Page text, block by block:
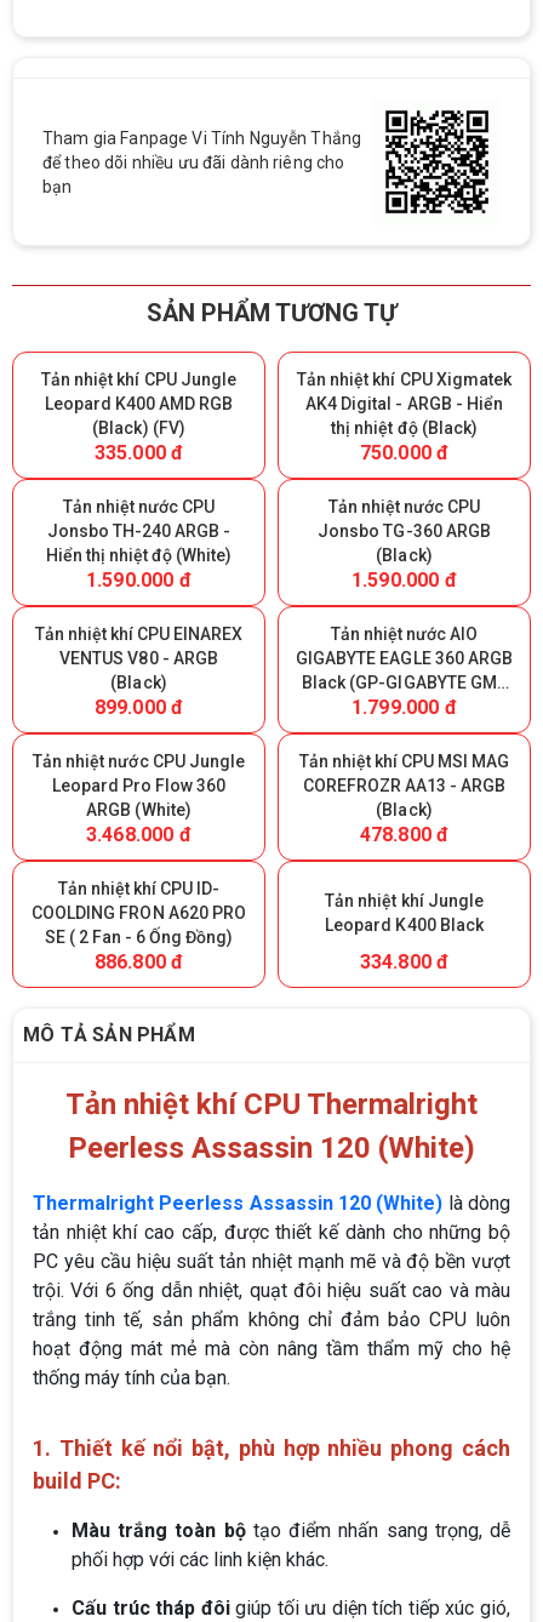
Tham gia Fanpage Vi Tính Nguyễn Thắng
để theo dõi nhiều ưu đãi dành riêng cho
bạn
SẢN PHẨM TƯƠNG TỰ
Tản nhiệt khí CPU Jungle
Leopard K400 AMD RGB
(Black) (FV)
335.000 đ
Tản nhiệt khí CPU Xigmatek
AK4 Digital - ARGB - Hiển
thị nhiệt độ (Black)
750.000 đ
Tản nhiệt nước CPU
Jonsbo TH-240 ARGB -
Hiển thị nhiệt độ (White)
1.590.000 đ
Tản nhiệt nước CPU
Jonsbo TG-360 ARGB
(Black)
1.590.000 đ
Tản nhiệt khí CPU EINAREX
VENTUS V80 - ARGB
(Black)
899.000 đ
Tản nhiệt nước AIO
GIGABYTE EAGLE 360 ARGB
Black (GP-GIGABYTE GME
360)
1.799.000 đ
Tản nhiệt nước CPU Jungle
Leopard Pro Flow 360
ARGB (White)
3.468.000 đ
Tản nhiệt khí CPU MSI MAG
COREFROZR AA13 - ARGB
(Black)
478.800 đ
Tản nhiệt khí CPU ID-
COOLDING FRON A620 PRO
SE ( 2 Fan - 6 Ống Đồng)
886.800 đ
Tản nhiệt khí Jungle
Leopard K400 Black
334.800 đ
MÔ TẢ SẢN PHẨM
Tản nhiệt khí CPU Thermalright
Peerless Assassin 120 (White)
Thermalright Peerless Assassin 120 (White) là dòng
tản nhiệt khí cao cấp, được thiết kế dành cho những bộ
PC yêu cầu hiệu suất tản nhiệt mạnh mẽ và độ bền vượt
trội. Với 6 ống dẫn nhiệt, quạt đôi hiệu suất cao và màu
trắng tinh tế, sản phẩm không chỉ đảm bảo CPU luôn
hoạt động mát mẻ mà còn nâng tầm thẩm mỹ cho hệ
thống máy tính của bạn.
1. Thiết kế nổi bật, phù hợp nhiều phong cách
build PC:
Màu trắng toàn bộtạo điểm nhấn sang trọng, dễ
phối hợp với các linh kiện khác.
Cấu trúc tháp đôigiúp tối ưu diện tích tiếp xúc gió,